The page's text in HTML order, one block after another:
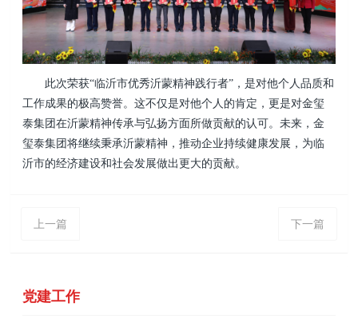
此次荣获“临沂市优秀沂蒙精神践行者”，是对他个人品质和
工作成果的极高赞誉。这不仅是对他个人的肯定，更是对金玺
泰集团在沂蒙精神传承与弘扬方面所做贡献的认可。未来，金
玺泰集团将继续秉承沂蒙精神，推动企业持续健康发展，为临
沂市的经济建设和社会发展做出更大的贡献。
上一篇 下一篇
党建工作